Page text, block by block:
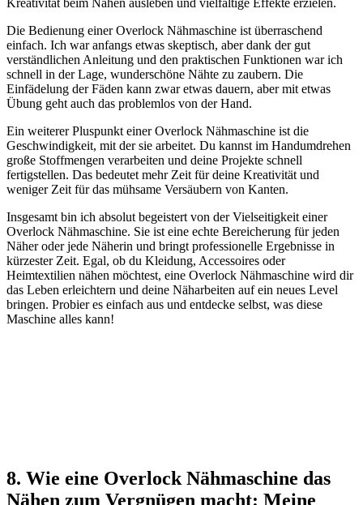
Kreativität beim Nähen ausleben und vielfältige Effekte erzielen.
Die Bedienung einer Overlock Nähmaschine ist überraschend
einfach. Ich war anfangs etwas skeptisch, aber dank der gut
verständlichen Anleitung und den praktischen Funktionen war ich
schnell in der Lage, wunderschöne Nähte zu zaubern. Die
Einfädelung der Fäden kann zwar etwas dauern, aber mit etwas
Übung geht auch das problemlos von der Hand.
Ein weiterer Pluspunkt einer Overlock Nähmaschine ist die
Geschwindigkeit, mit der sie arbeitet. Du kannst im Handumdrehen
große Stoffmengen verarbeiten und deine Projekte schnell
fertigstellen. Das bedeutet mehr Zeit für deine Kreativität und
weniger Zeit für das mühsame Versäubern von Kanten.
Insgesamt bin ich absolut begeistert von der Vielseitigkeit einer
Overlock Nähmaschine. Sie ist eine echte Bereicherung für jeden
Näher oder jede Näherin und bringt professionelle Ergebnisse in
kürzester Zeit. Egal, ob du Kleidung, Accessoires oder
Heimtextilien nähen möchtest, eine Overlock Nähmaschine wird dir
das Leben erleichtern und deine Näharbeiten auf ein neues Level
bringen. Probier es einfach aus und entdecke selbst, was diese
Maschine alles kann!
8. Wie eine Overlock Nähmaschine das
Nähen zum Vergnügen macht: Meine